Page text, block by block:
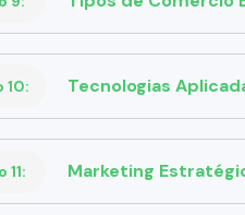
10: Tecnologias
11: Marketing